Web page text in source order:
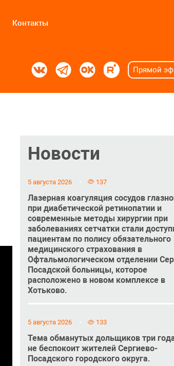
Контакты
Прямой
Новости
5 августа 2026 137
Лазерная коагуляция сосудов
при диабетической ретинопатии и
современные методы хирургии при
заболеваниях сетчатки стали
пациентам по полису обязательного
медицинского страхования в
Офтальмологическом отделении
Посадской больницы, которое
расположено в новом комплексе в
Хотьково.
5 августа 2026 133
Тема обманутых дольщиков три
не беспокоит жителей Сергиево-
Посадского городского округа.